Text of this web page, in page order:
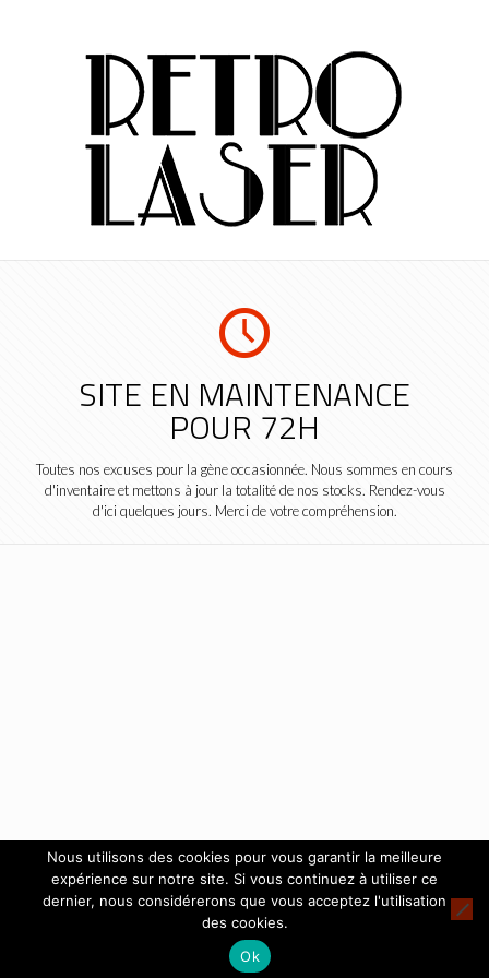
SITE EN MAINTENANCE
POUR 72H
Toutes nos excuses pour la gène occasionnée. Nous sommes en cours
d'inventaire et mettons à jour la totalité de nos stocks. Rendez-vous
d'ici quelques jours. Merci de votre compréhension.
Nous utilisons des cookies pour vous garantir la meilleure
expérience sur notre site. Si vous continuez à utiliser ce
dernier, nous considérerons que vous acceptez l'utilisation
des cookies.
Ok